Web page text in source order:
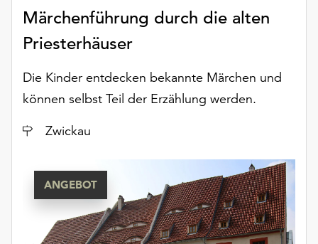
Schaltfläche
„Cookie-
zur
Funktionale
werden
ohne
Einverständnis
weiterhin
ausgeführt.
Märchenführung durch die alten
Priesterhäuser
Die Kinder entdecken bekannte Märchen und
können selbst Teil der Erzählung werden.
Ort
Zwickau
ANGEBOT